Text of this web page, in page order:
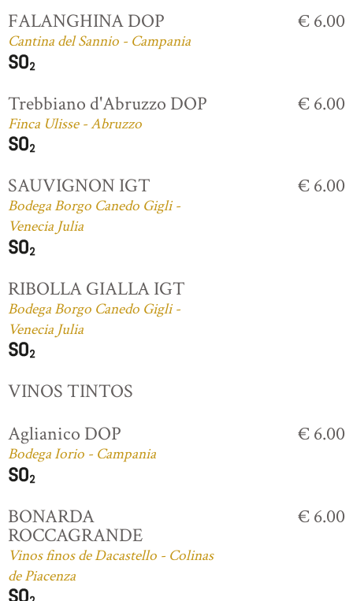
FALANGHINA DOP
Cantina del Sannio - Campania
€ 6.00
Trebbiano d'Abruzzo DOP
Finca Ulisse - Abruzzo
€ 6.00
SAUVIGNON IGT
Bodega Borgo Canedo Gigli -
Venecia Julia
€ 6.00
RIBOLLA GIALLA IGT
Bodega Borgo Canedo Gigli -
Venecia Julia
VINOS TINTOS
Aglianico DOP
Bodega Iorio - Campania
€ 6.00
BONARDA
ROCCAGRANDE
Vinos finos de Dacastello - Colinas
de Piacenza
€ 6.00